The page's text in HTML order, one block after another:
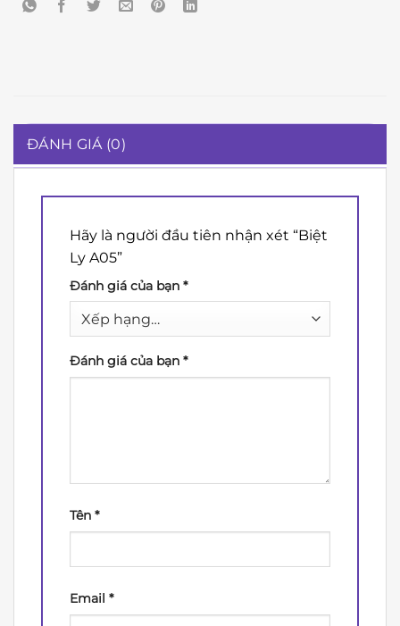
ĐÁNH GIÁ (0)
Hãy là người đầu tiên nhận xét “Biệt
Ly A05”
Đánh giá của bạn *
Đánh giá của bạn *
Tên *
Email *